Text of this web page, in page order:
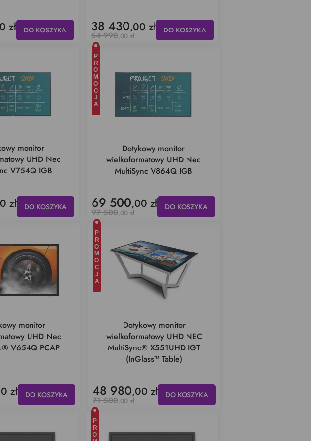
zł DO KOSZYKA 38 430,00 zł
54 990,00 zł
DO KOSZYKA
monitor
UHD Nec
V754Q IGB
zł DO KOSZYKA
PROMOCJA
Dotykowy monitor
wielkoformatowy UHD Nec
MultiSync V864Q IGB
69 500,00 zł
97 500,00 zł
DO KOSZYKA
monitor
UHD Nec
V654Q PCAP
zł DO KOSZYKA
PROMOCJA
Dotykowy monitor
wielkoformatowy UHD NEC
MultiSync® X551UHD IGT
(InGlass™ Table)
48 980,00 zł
71 500,00 zł
DO KOSZYKA